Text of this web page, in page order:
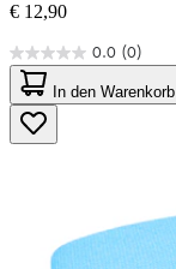
€ 12,90
0.0 (0)
0.0
von
5
Sternen.
In den Warenkorb